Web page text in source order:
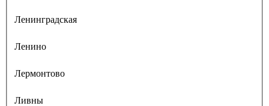
Ленинградская
Ленино
Лермонтово
Ливны